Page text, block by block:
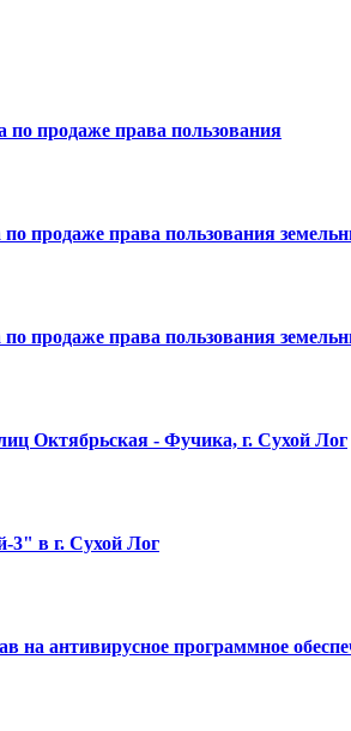
продаже права пользования
продаже права пользования
продаже права пользования
Октябрьская - Фучика, г. Сухой Лог
3" в г. Сухой Лог
на антивирусное программное